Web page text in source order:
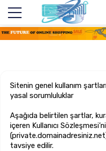
Sitenin genel kullanım
yasal sorumluluklar
Aşağıda belirtilen şartlar,
içeren Kullanıcı
tavsiye edilir.